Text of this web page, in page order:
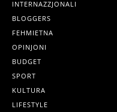
INTERNAZZJONALI
BLOGGERS
FEHMIETNA
OPINJONI
BUDGET
SPORT
KULTURA
LIFESTYLE